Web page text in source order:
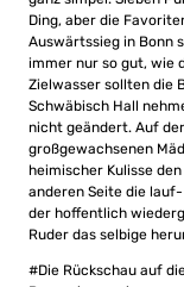
Ding, aber die
Auswärtssieg in Bonn
immer nur so gut, wie
Zielwasser sollten die
Schwäbisch Hall
nicht geändert. Auf
großgewachsenen
heimischer Kulisse
anderen Seite die
der hoffentlich
Ruder das selbige
#Die Rückschau auf